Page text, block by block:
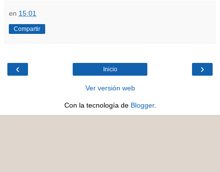
en 15:01
Compartir
‹ ›
Inicio
Ver versión web
Con la tecnología de Blogger.